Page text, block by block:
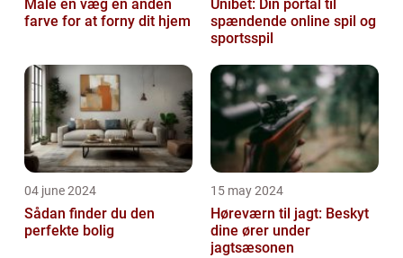
Male en væg en anden
farve for at forny dit hjem
Unibet: Din portal til
spændende online spil og
sportsspil
04 june 2024
Sådan finder du den
perfekte bolig
15 may 2024
Høreværn til jagt: Beskyt
dine ører under
jagtsæsonen